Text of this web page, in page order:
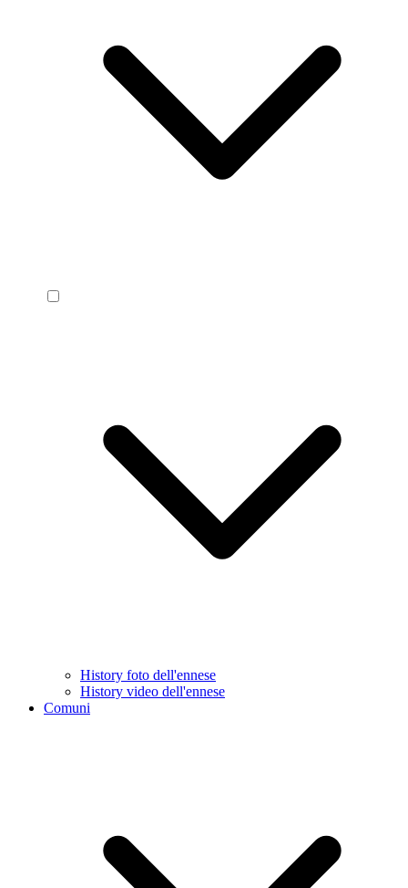
History foto dell'ennese
History video dell'ennese
Comuni